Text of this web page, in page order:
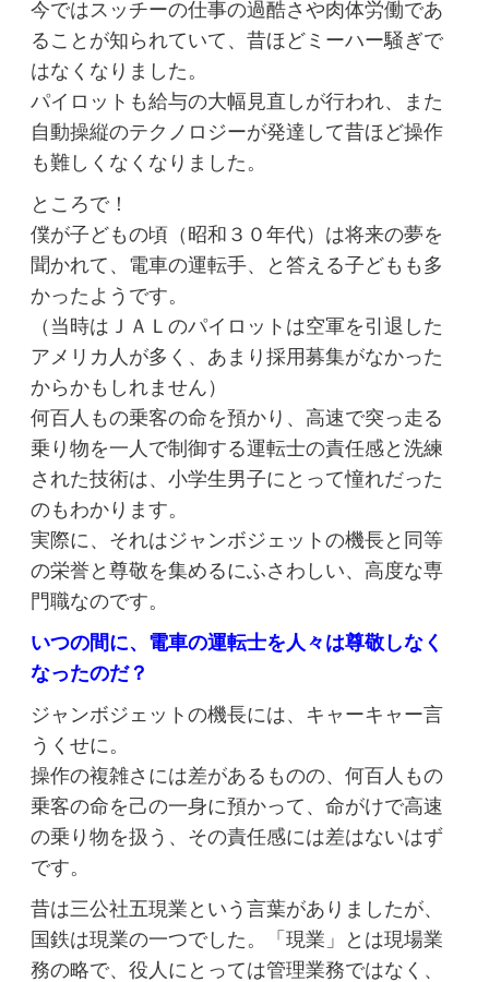
今ではスッチーの仕事の過酷さや肉体労働であ
ることが知られていて、昔ほどミーハー騒ぎで
はなくなりました。
パイロットも給与の大幅見直しが行われ、また
自動操縦のテクノロジーが発達して昔ほど操作
も難しくなくなりました。
ところで！
僕が子どもの頃（昭和３０年代）は将来の夢を
聞かれて、電車の運転手、と答える子どもも多
かったようです。
（当時はＪＡＬのパイロットは空軍を引退した
アメリカ人が多く、あまり採用募集がなかった
からかもしれません）
何百人もの乗客の命を預かり、高速で突っ走る
乗り物を一人で制御する運転士の責任感と洗練
された技術は、小学生男子にとって憧れだった
のもわかります。
実際に、それはジャンボジェットの機長と同等
の栄誉と尊敬を集めるにふさわしい、高度な専
門職なのです。
いつの間に、電車の運転士を人々は尊敬しなく
なったのだ？
ジャンボジェットの機長には、キャーキャー言
うくせに。
操作の複雑さには差があるものの、何百人もの
乗客の命を己の一身に預かって、命がけで高速
の乗り物を扱う、その責任感には差はないはず
です。
昔は三公社五現業という言葉がありましたが、
国鉄は現業の一つでした。「現業」とは現場業
務の略で、役人にとっては管理業務ではなく、